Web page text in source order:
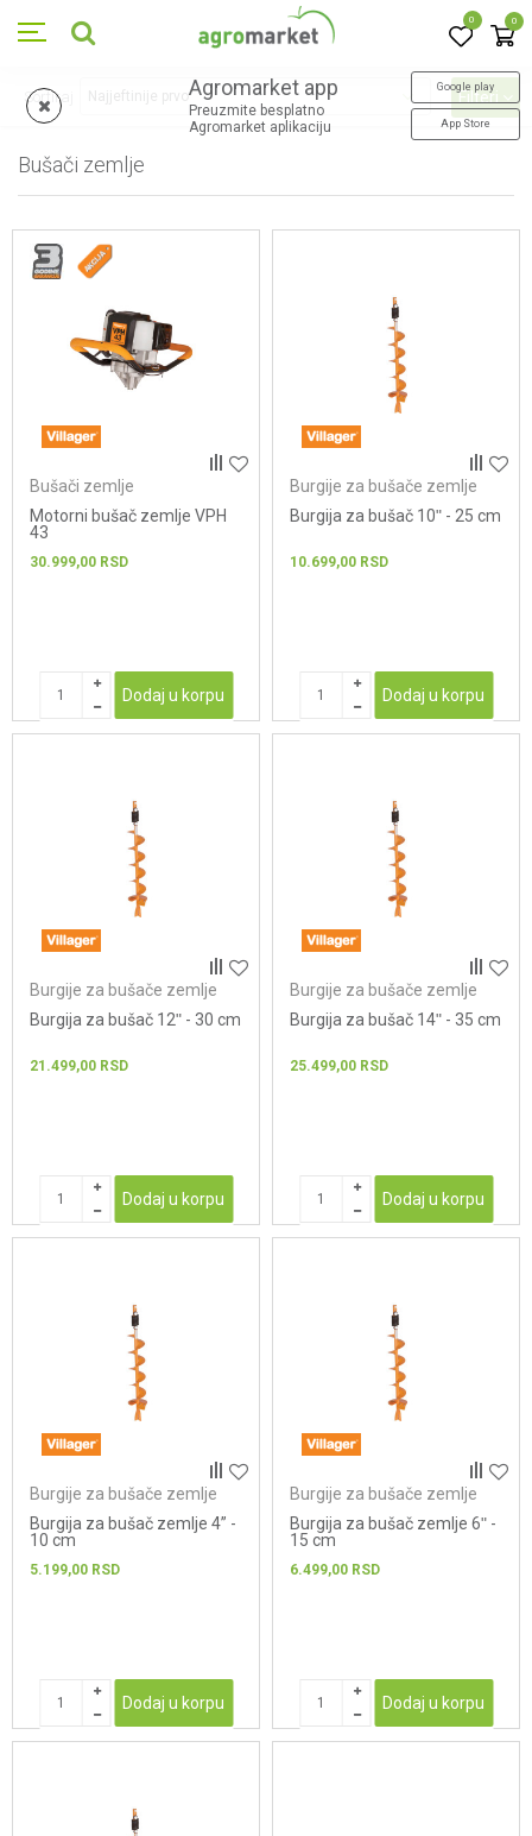
0 0
Agromarket app
Preuzmite besplatno
Agromarket aplikaciju
Google play
App Store
Bušači zemlje
Sortiraj Filteri
Bušači zemlje
Motorni bušač zemlje VPH
43
30.999,00 RSD
Dodaj u korpu
Burgije za bušače zemlje
Burgija za bušač 10ʺ - 25 cm
10.699,00 RSD
Dodaj u korpu
Burgije za bušače zemlje
Burgija za bušač 12ʺ - 30 cm
21.499,00 RSD
Dodaj u korpu
Burgije za bušače zemlje
Burgija za bušač 14ʺ - 35 cm
25.499,00 RSD
Dodaj u korpu
Burgije za bušače zemlje
Burgija za bušač zemlje 4” -
10 cm
5.199,00 RSD
Dodaj u korpu
Burgije za bušače zemlje
Burgija za bušač zemlje 6ʺ -
15 cm
6.499,00 RSD
Dodaj u korpu